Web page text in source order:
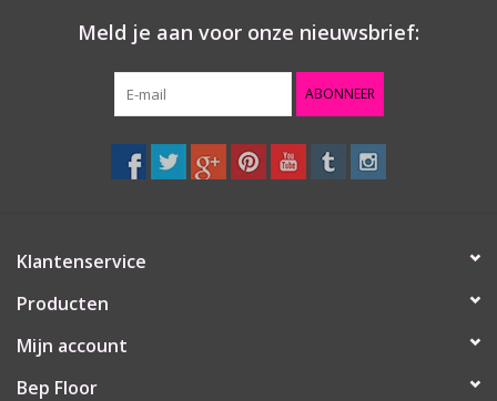
Meld je aan voor onze nieuwsbrief:
ABONNEER
Klantenservice
Producten
Mijn account
Bep Floor